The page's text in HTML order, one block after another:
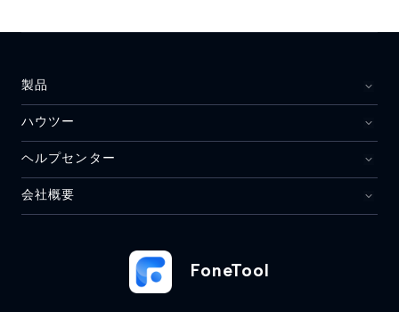
FoneTool
製品
ハウツー
ヘルプセンター
会社概要